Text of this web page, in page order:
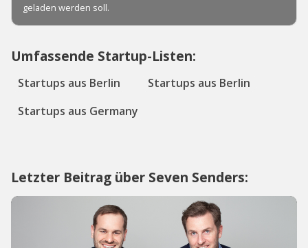
Umfassende Startup-Listen:
Startups aus Berlin
Startups aus Berlin
Startups aus Germany
Letzter Beitrag über Seven Senders: